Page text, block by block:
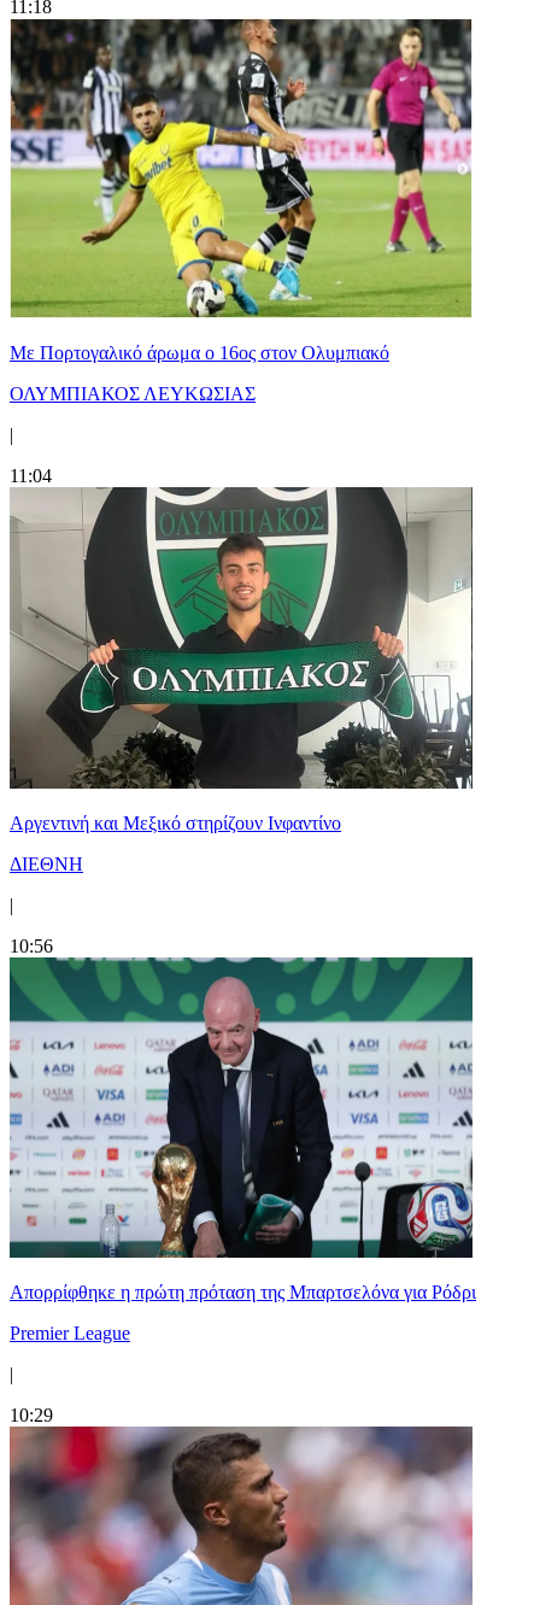
11:18
Με Πορτογαλικό άρωμα ο 16ος στον Ολυμπιακό
ΟΛΥΜΠΙΑΚΟΣ ΛΕΥΚΩΣΙΑΣ
|
11:04
Αργεντινή και Μεξικό στηρίζουν Ινφαντίνο
ΔΙΕΘΝΗ
|
10:56
Απορρίφθηκε η πρώτη πρόταση της Μπαρτσελόνα για Ρόδρι
Premier League
|
10:29